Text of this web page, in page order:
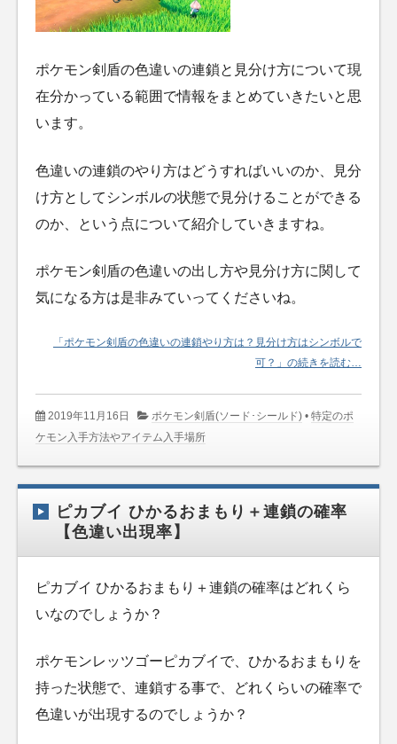
ポケモン剣盾の色違いの連鎖と見分け方について現
在分かっている範囲で情報をまとめていきたいと思
います。
色違いの連鎖のやり方はどうすればいいのか、見分
け方としてシンボルの状態で見分けることができる
のか、という点について紹介していきますね。
ポケモン剣盾の色違いの出し方や見分け方に関して
気になる方は是非みていってくださいね。
「ポケモン剣盾の色違いの連鎖やり方は？見分け方はシンボルで
可？」の続きを読む…
2019年11月16日 ポケモン剣盾(ソード･シールド) •特定のポ
ケモン入手方法やアイテム入手場所
ピカブイ ひかるおまもり＋連鎖の確率
【色違い出現率】
ピカブイ ひかるおまもり＋連鎖の確率はどれくら
いなのでしょうか？
ポケモンレッツゴーピカブイで、ひかるおまもりを
持った状態で、連鎖する事で、どれくらいの確率で
色違いが出現するのでしょうか？